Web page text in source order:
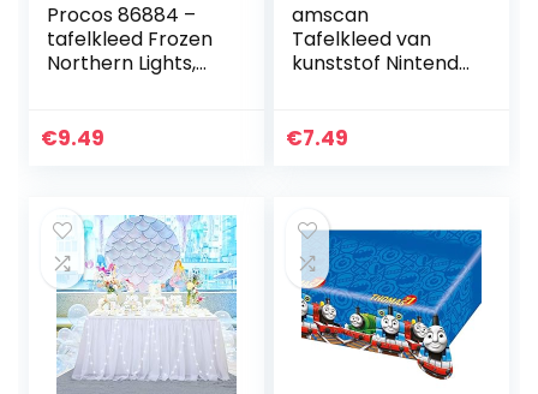
Procos 86884 –
tafelkleed Frozen
Northern Lights,
Olaf,
€9.49
amscan
Tafelkleed van
kunststof Nintendo
cm
€7.49